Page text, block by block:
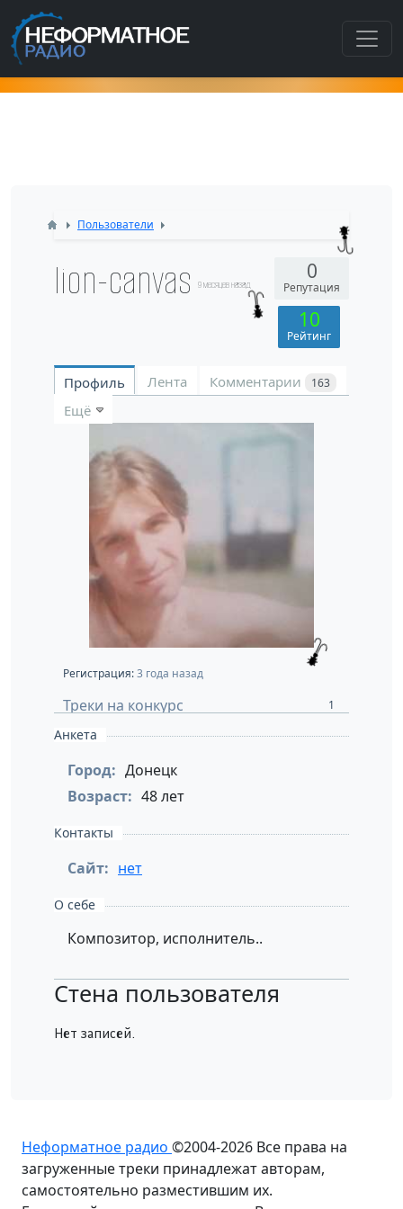
Как попасть в этот раздел???
Пользователи
lion-canvas 9 месяцев назад
0
Репутация
10
Рейтинг
Профиль Лента Комментарии 163
Ещё
Регистрация:3 года назад
Треки на конкурс 1
Анкета
Город: Донецк
Возраст: 48 лет
Контакты
Сайт: нет
О себе
Композитор, исполнитель..
Стена пользователя
Нет записей.
Неформатное радио ©2004-2026 Все права на
загруженные треки принадлежат авторам,
самостоятельно разместившим их.